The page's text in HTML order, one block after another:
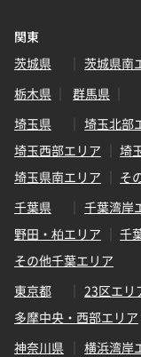
関東
茨城県
茨城県南
栃木県
群馬県
埼玉県
埼玉北部
埼玉西部エリア
埼
埼玉県南エリア
そ
千葉県
千葉湾岸
野田・柏エリア
千
その他千葉エリア
東京都
23区エリ
多摩中央・西部エリア
神奈川県
横浜湾岸